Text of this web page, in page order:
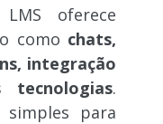
oferece
como chats,
integração
.
simples para